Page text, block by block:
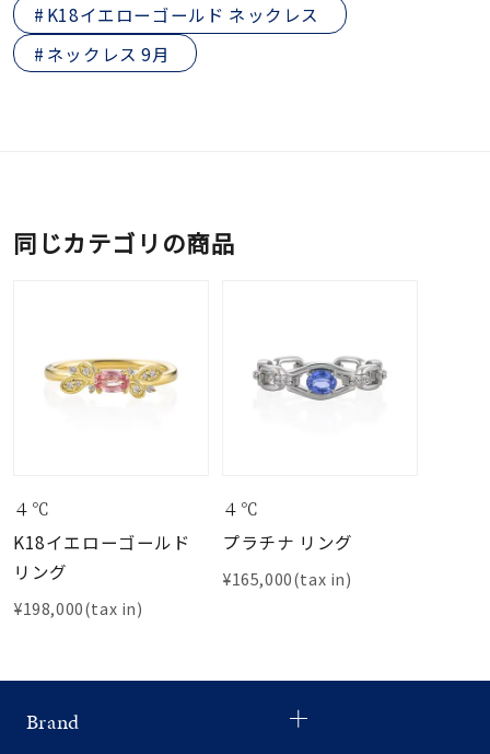
K18イエローゴールド ネックレス
ネックレス 9月
同じカテゴリの商品
４℃
K18イエローゴールド
リング
¥198,000(tax in)
４℃
プラチナ リング
¥165,000(tax in)
Brand